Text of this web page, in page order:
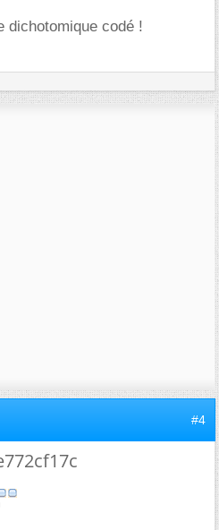
dichotomique codé !
#4